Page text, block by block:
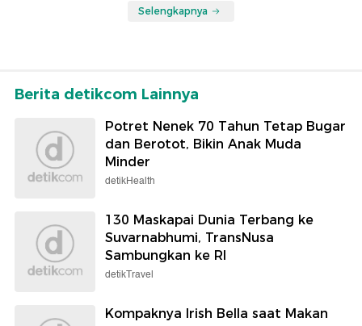
Selengkapnya
Berita detikcom Lainnya
Potret Nenek 70 Tahun Tetap Bugar
dan Berotot, Bikin Anak Muda
Minder
detikHealth
130 Maskapai Dunia Terbang ke
Suvarnabhumi, TransNusa
Sambungkan ke RI
detikTravel
Kompaknya Irish Bella saat Makan